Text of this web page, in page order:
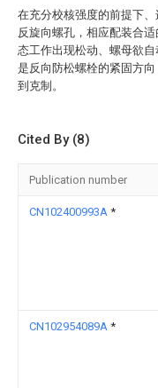
在充分校核强度的前提下
反旋向螺孔，相应配装合
态工作出现松动、螺母欲
是反向防松螺栓的紧固方
到克制。
Cited By (8)
Publication number
CN102400993A *
CN102954089A *